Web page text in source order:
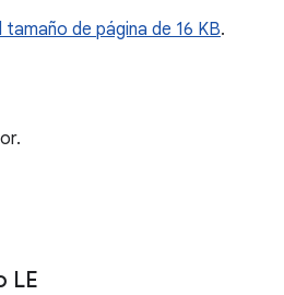
tamaño de página de 16 KB.
LE